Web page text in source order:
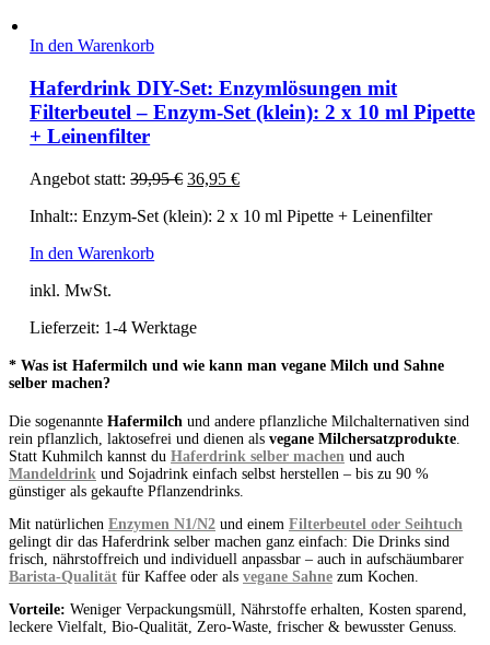
In den Warenkorb
Haferdrink DIY-Set: Enzymlösungen mit
Filterbeutel – Enzym-Set (klein): 2 x 10 ml Pipette
+ Leinenfilter
Angebot statt: 39,95€ Ursprünglicher
war:
36,95€Aktueller
ist:
Inhalt:: Enzym-Set (klein): 2 x 10 ml Pipette + Leinenfilter
In den Warenkorb
inkl. MwSt.
Lieferzeit: 1-4 Werktage
* Was ist Hafermilch und wie kann man vegane Milch und Sahne
selber machen?
Die sogenannte Hafermilch und andere pflanzliche Milchalternativen sind
rein pflanzlich, laktosefrei und dienen als vegane Milchersatzprodukte
Statt Kuhmilch kannst du Haferdrink selber machen und auch
Mandeldrink und Sojadrink einfach selbst herstellen – bis zu 90 %
günstiger als gekaufte Pflanzendrinks.
Mit natürlichen Enzymen N1/N2 und einem Filterbeutel oder Seihtuch
gelingt dir das Haferdrink selber machen ganz einfach: Die Drinks sind
frisch, nährstoffreich und individuell anpassbar – auch in aufschäumbarer
Barista-Qualität für Kaffee oder als vegane Sahne zum Kochen.
Vorteile: Weniger Verpackungsmüll, Nährstoffe erhalten, Kosten sparend,
leckere Vielfalt, Bio-Qualität, Zero-Waste, frischer & bewusster Genuss.